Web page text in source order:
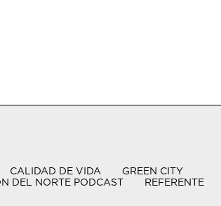
CALIDAD DE VIDA
GREEN CITY
DEL NORTE PODCAST REFERENTE